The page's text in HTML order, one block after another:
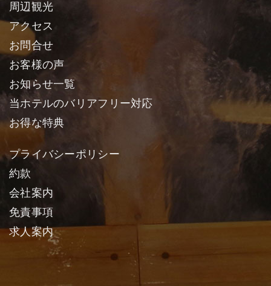
周辺観光
アクセス
お問合せ
お客様の声
お知らせ一覧
当ホテルのバリアフリー対応
お得な特典
プライバシーポリシー
約款
会社案内
免責事項
求人案内